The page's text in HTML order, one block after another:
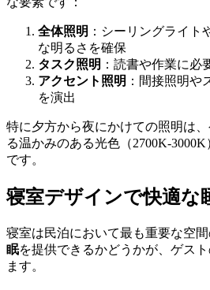
全体照明 ：シーリングライト
な明るさを確保
タスク照明 ：読書や作業に必
アクセント照明 ：間接照明や
を演出
特に夕方から夜にかけての照明は
る温かみのある光色（2700K-
です。
寝室デザインで快適な
寝室は民泊において最も重要な空間
眠を提供できるかどうかが、ゲス
ます。